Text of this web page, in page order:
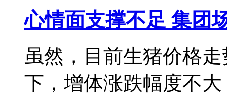
心情面支撑不足 集团
虽然，目前生猪价格
下，增体涨跌幅度不